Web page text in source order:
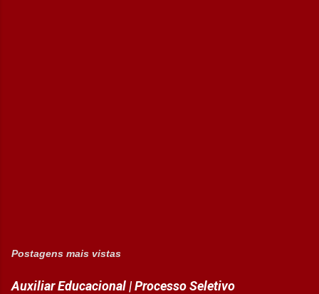
Postagens mais vistas
Auxiliar Educacional | Processo Seletivo